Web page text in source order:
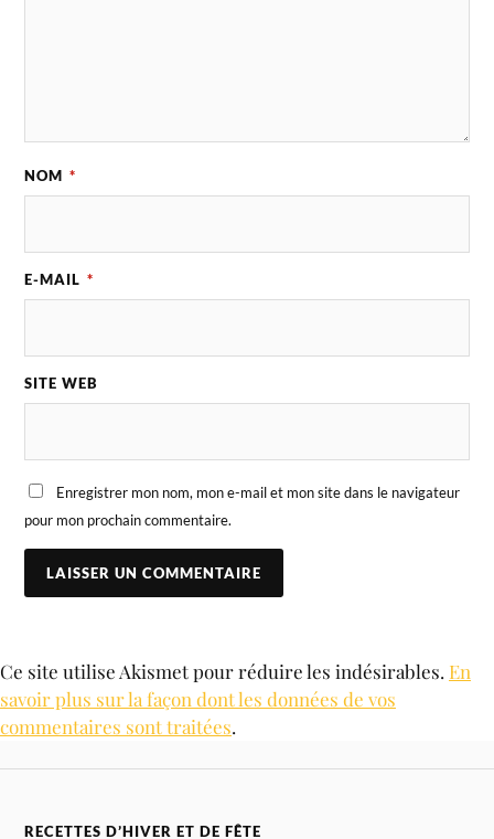
NOM *
E-MAIL *
SITE WEB
Enregistrer mon nom, mon e-mail et mon site dans le navigateur
pour mon prochain commentaire.
Ce site utilise Akismet pour réduire les indésirables. En
savoir plus sur la façon dont les données de vos
commentaires sont traitées.
RECETTES D’HIVER ET DE FÊTE